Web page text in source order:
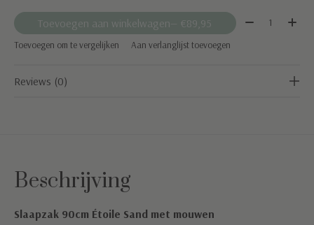
Toevoegen aan winkelwagen — €89,95 Aantal:
Toevoegen om te vergelijken Aan verlanglijst toevoegen
Reviews (0)
Beschrijving
Slaapzak 90cm Étoile Sand met mouwen